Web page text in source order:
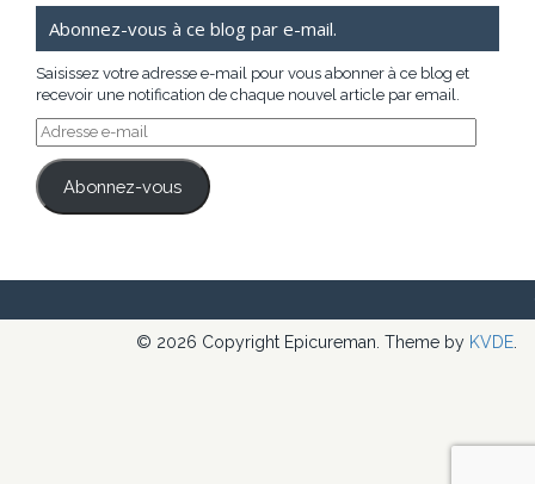
Abonnez-vous à ce blog par e-mail.
Saisissez votre adresse e-mail pour vous abonner à ce blog et
recevoir une notification de chaque nouvel article par email.
Adresse
e-
mail
Abonnez-vous
© 2026 Copyright Epicureman. Theme by KVDE.